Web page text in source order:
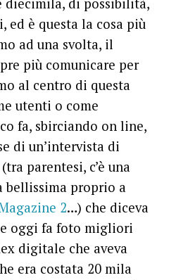
diecimila, di possibilità,
ed è questa la cosa più
ad una svolta, il
più comunicare per
al centro di questa
utenti o come
fa, sbirciando on line,
di un’intervista di
parentesi, c’è una
bellissima proprio a
2…) che diceva
oggi fa foto migliori
digitale che aveva
era costata 20 mila